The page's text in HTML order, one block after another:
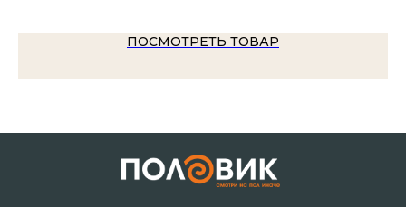
ПОСМОТРЕТЬ ТОВАР